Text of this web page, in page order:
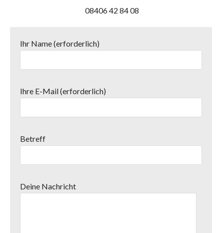
08406 42 84 08
Ihr Name (erforderlich)
Ihre E-Mail (erforderlich)
Betreff
Deine Nachricht